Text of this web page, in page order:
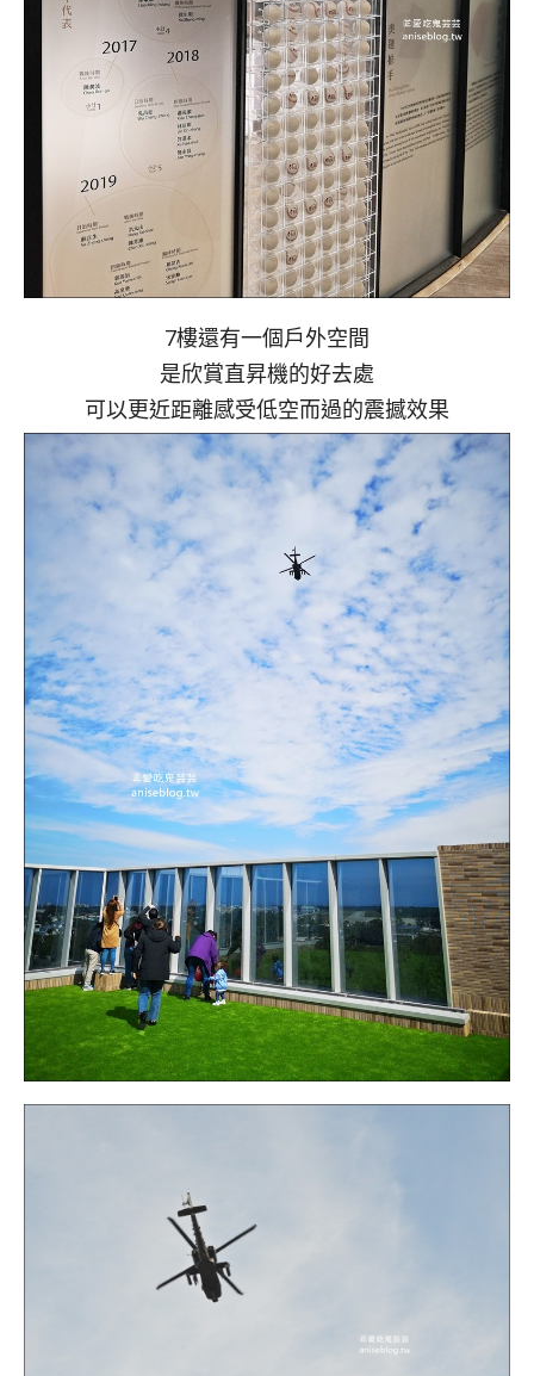
7樓還有一個戶外空間
是欣賞直昇機的好去處
可以更近距離感受低空而過的震撼效果